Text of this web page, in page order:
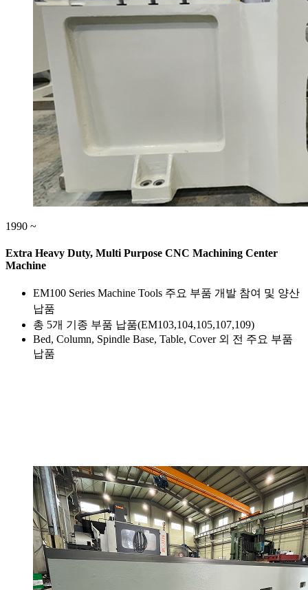
1990 ~
Extra Heavy Duty, Multi Purpose CNC Machining Center
Machine
EM100 Series Machine Tools 주요 부품 개발 참여 및 양산
납품
총 5개 기종 부품 납품(EM103,104,105,107,109)
Bed, Column, Spindle Base, Table, Cover 외 전 주요 부품
납품